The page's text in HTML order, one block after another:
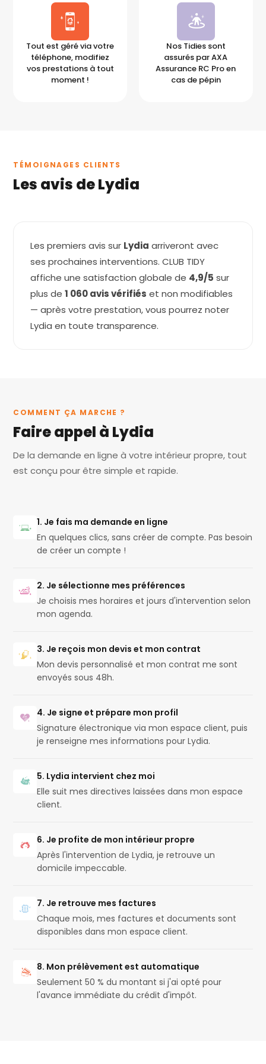
Tout est géré via votre
téléphone, modifiez
vos prestations à tout
moment !
Nos Tidies sont
assurés par AXA
Assurance RC Pro en
cas de pépin
TÉMOIGNAGES CLIENTS
Les avis de Lydia
Les premiers avis sur Lydia arriveront avec
ses prochaines interventions. CLUB TIDY
affiche une satisfaction globale de 4,9/5 sur
plus de1 060 avis vérifiés et non modifiables
— après votre prestation, vous pourrez noter
Lydia en toute transparence.
COMMENT ÇA MARCHE ?
Faire appel à Lydia
De la demande en ligne à votre intérieur propre, tout
est conçu pour être simple et rapide.
1. Je fais ma demande en ligne
En quelques clics, sans créer de compte. Pas besoin
de créer un compte !
2. Je sélectionne mes préférences
Je choisis mes horaires et jours d'intervention selon
mon agenda.
3. Je reçois mon devis et mon contrat
Mon devis personnalisé et mon contrat me sont
envoyés sous 48h.
4. Je signe et prépare mon profil
Signature électronique via mon espace client, puis
je renseigne mes informations pour Lydia.
5. Lydia intervient chez moi
Elle suit mes directives laissées dans mon espace
client.
6. Je profite de mon intérieur propre
Après l'intervention de Lydia, je retrouve un
domicile impeccable.
7. Je retrouve mes factures
Chaque mois, mes factures et documents sont
disponibles dans mon espace client.
8. Mon prélèvement est automatique
Seulement 50 % du montant si j'ai opté pour
l'avance immédiate du crédit d'impôt.